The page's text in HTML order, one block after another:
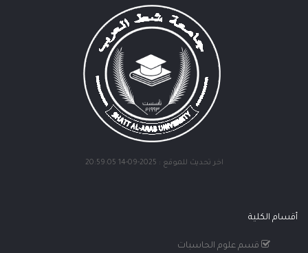
اخر تحديث للموقع : 2025-09-14 20:59:05
أقسام الكلية
قسم علوم الحاسبات